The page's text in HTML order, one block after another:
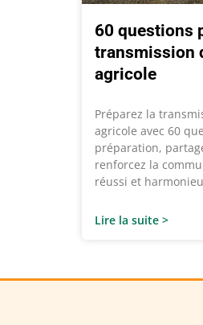
60 questions
transmission
agricole
Préparez la
agricole avec 60
préparation,
renforcez la
réussi et
Lire la suite >